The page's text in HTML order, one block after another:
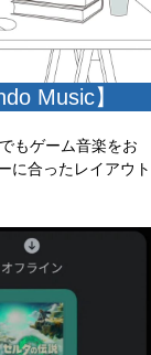
Music】
もゲーム音楽をお
に合ったレイアウト